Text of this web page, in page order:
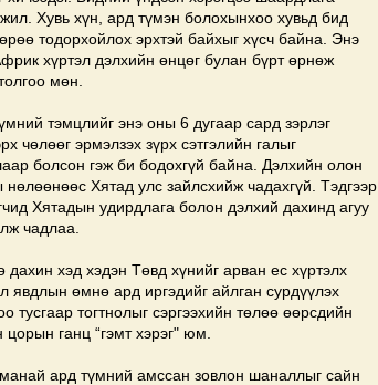
Хувь хүн, ард түмэн болохынхоо хувьд бид
тодорхойлох эрхтэй байхыг хүсч байна. Энэ
хүртэл дэлхийн өнцөг булан бүрт өрнөж
мөн.
тэмцлийг энэ оны 6 дугаар сард зэрлэг
эрмэлзэх зүрх сэтгэлийн галыг
болсон гэж би бодохгүй байна. Дэлхийн олон
Хятад улс зайлсхийж чадахгүй. Тэдгээр
Хятадын удирдлага болон дэлхий дахинд агуу
чадлаа.
хэд хэдэн Төвд хүнийг арван ес хүртэлх
явдлын өмнө ард иргэдийг айлган сурдүүлэх
тусгаар тогтнолыг сэргээхийн төлөө өөрсдийн
ганц “гэмт хэрэг" юм.
ард түмний амссан зовлон шаналлыг сайн